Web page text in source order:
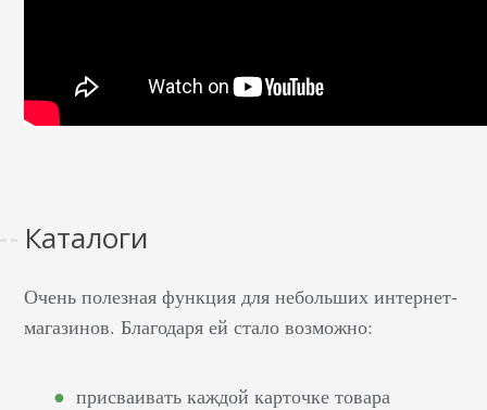
Каталоги
Очень полезная функция для небольших интернет-
магазинов. Благодаря ей стало возможно:
присваивать каждой карточке товара